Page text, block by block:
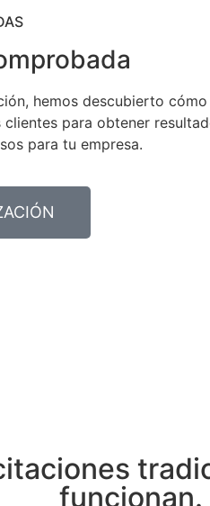
hemos descubierto cómo
para obtener
para tu empresa.
funcionan.